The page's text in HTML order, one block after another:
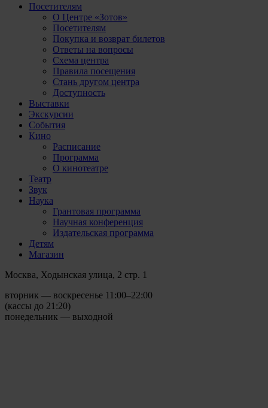
Посетителям
О Центре «Зотов»
Посетителям
Покупка и возврат билетов
Ответы на вопросы
Схема центра
Правила посещения
Стань другом центра
Доступность
Выставки
Экскурсии
События
Кино
Расписание
Программа
О кинотеатре
Театр
Звук
Наука
Грантовая программа
Научная конференция
Издательская программа
Детям
Магазин
Москва, Ходынская улица, 2 стр. 1
вторник — воскресенье 11:00–22:00
(кассы до 21:20)
понедельник — выходной